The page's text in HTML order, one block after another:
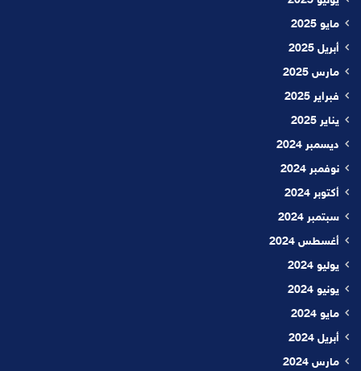
مايو 2025
أبريل 2025
مارس 2025
فبراير 2025
يناير 2025
ديسمبر 2024
نوفمبر 2024
أكتوبر 2024
سبتمبر 2024
أغسطس 2024
يوليو 2024
يونيو 2024
مايو 2024
أبريل 2024
مارس 2024